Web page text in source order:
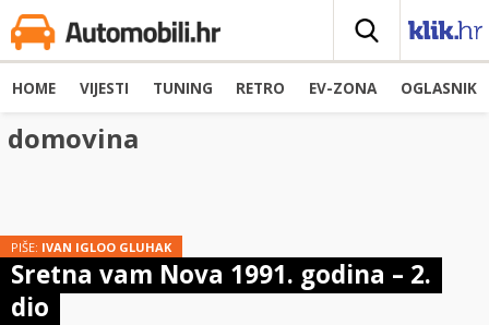
HOME VIJESTI TUNING RETRO EV-ZONA OGLASNIK
domovina
PIŠE: IVAN IGLOO GLUHAK
Sretna vam Nova 1991. godina – 2.
dio